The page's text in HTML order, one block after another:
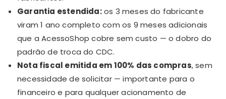
Garantia estendida:os 3 meses do fabricante
viram 1 ano completo com os 9 meses adicionais
que a AcessoShop cobre sem custo — o dobro do
padrão de troca do CDC.
Nota fiscal emitida em 100% das compras, sem
necessidade de solicitar — importante para o
financeiro e para qualquer acionamento de